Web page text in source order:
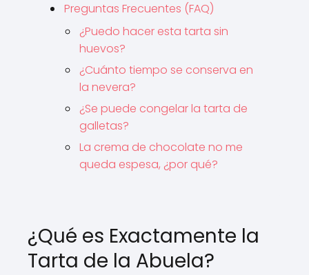
Preguntas Frecuentes (FAQ)
¿Puedo hacer esta tarta sin
huevos?
¿Cuánto tiempo se conserva en
la nevera?
¿Se puede congelar la tarta de
galletas?
La crema de chocolate no me
queda espesa, ¿por qué?
¿Qué es Exactamente la
Tarta de la Abuela?